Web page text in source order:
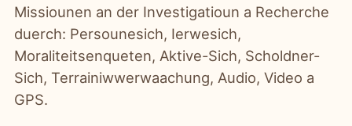
Missiounen an der Investigatioun a Recherche
duerch: Persounesich, Ierwesich,
Moraliteitsenqueten, Aktive-Sich, Scholdner-
Sich, Terrainiwwerwaachung, Audio, Video a
GPS.